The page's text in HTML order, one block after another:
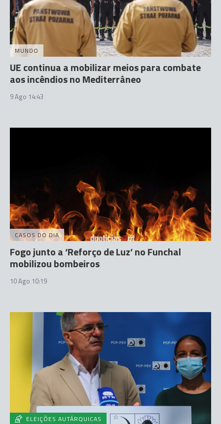
MUNDO
UE continua a mobilizar meios para combate
aos incêndios no Mediterrâneo
9 Ago 14:43
CASOS DO DIA
Fogo junto a ‘Reforço de Luz’ no Funchal
mobilizou bombeiros
10 Ago 10:19
ELEIÇÕES AUTÁRQUICAS